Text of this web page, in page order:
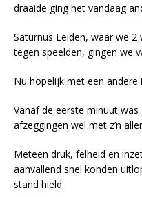
draaide ging het vandaag
Saturnus Leiden, waar we
tegen speelden, gingen we
Nu hopelijk met een andere
Vanaf de eerste minuut
afzeggingen wel met z’n
Meteen druk, felheid en
aanvallend snel konden
stand hield.